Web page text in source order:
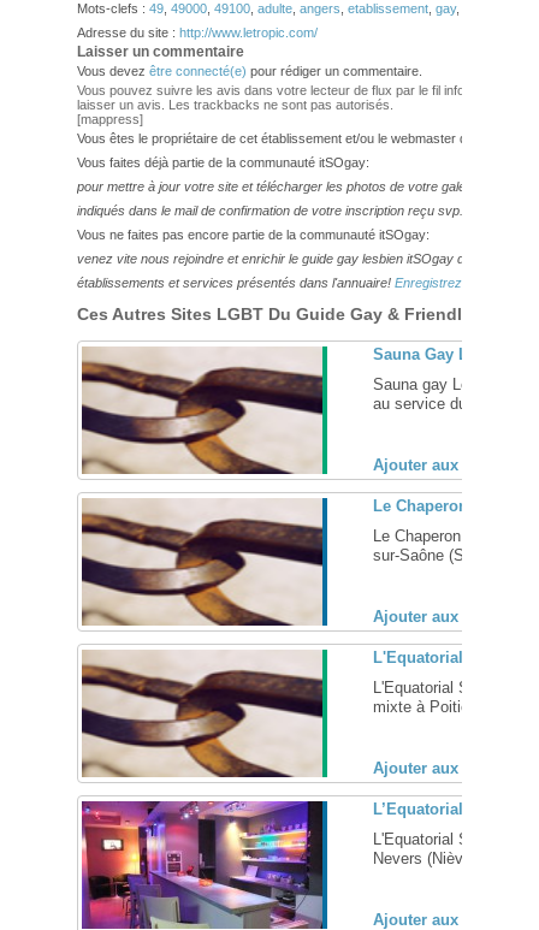
Mots-clefs : 49 49000 49100 adulte angers etablissement gay,
Adresse du site : http://www.letropic.com/
Laisser un commentaire
Vous devez être connecté(e) pour rédiger un commentaire.
Vous pouvez suivre les avis dans votre lecteur de flux par le fil info
laisser un avis. Les trackbacks ne sont pas autorisés.
[mappress]
Vous êtes le propriétaire de cet établissement et/ou le webmaster de ce site?
Vous faites déjà partie de la communauté itSOgay:
pour mettre à jour votre site et télécharger les photos de votre galerie,
indiqués dans le mail de confirmation de votre inscription reçu svp.
Vous ne faites pas encore partie de la communauté itSOgay:
venez vite nous rejoindre et enrichir le guide gay lesbien itSOgay de vos
établissements et services présentés dans l'annuaire! Enregistrez-vous ici!
Ces Autres Sites LGBT Du Guide Gay & Friendly
Sauna Gay Le Maine
Sauna gay Le Maine à
au service du mâle ... [
Ajouter aux favoris
Le Chaperon Rouge,
Le Chaperon Rouge,
sur-Saône (Saône-et-
Ajouter aux favoris
L'Equatorial, sauna
L'Equatorial Sauna,
mixte à Poitiers
Ajouter aux favoris
L’Equatorial, sauna
L'Equatorial Sauna,
Nevers (Nièvre, 58) ... [
Ajouter aux favoris